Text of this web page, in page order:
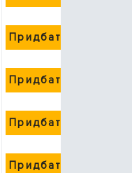
Придбати
Придбати
Придбати
Придбати